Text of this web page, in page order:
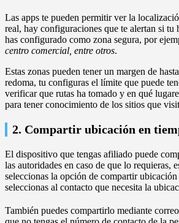
Las apps te pueden permitir ver la
real, hay configuraciones que te alertan si tu
has configurado como zona segura, por
centro comercial, entre otros.
Estas zonas pueden tener un margen de
redoma, tu configuras el límite que puede
verificar que rutas ha tomado y en qué
para tener conocimiento de los sitios que
2. Compartir ubicación en
El dispositivo que tengas afiliado puede
las autoridades en caso de que lo requieras,
seleccionas la opción de compartir
seleccionas al contacto que necesita la
También puedes compartirlo mediante